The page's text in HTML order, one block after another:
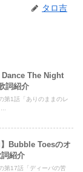
タロ吉
Dance The Night
詞紹介
第1話「ありのままのレ
】Bubble Toesのオ
紹介
第17話「ディーバの苦